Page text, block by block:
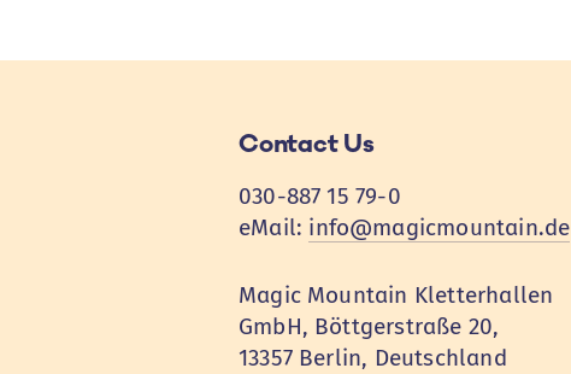
Contact Us
030-887 15 79-0
eMail: info@magicmountain.de
Magic Mountain Kletterhallen
GmbH, Böttgerstraße 20,
13357 Berlin, Deutschland